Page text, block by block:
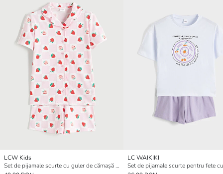
LCW Kids
Set de pijamale scurte cu guler de cămașă cu model cu căpșuni pentru fete
LC WAIKIKI